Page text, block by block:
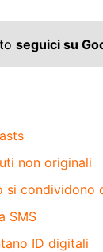
seguici su
non originali
si condividono
SMS
ID digitali